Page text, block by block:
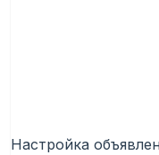
Настройка